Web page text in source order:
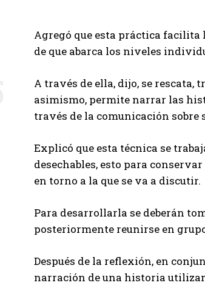
Agregó que esta práctica
de que abarca los niveles
A través de ella, dijo, se
asimismo, permite narrar las
través de la comunicación sobre
Explicó que esta técnica se
desechables, esto para
en torno a la que se va a discutir.
Para desarrollarla se deberán
posteriormente reunirse en
Después de la reflexión, en
narración de una historia